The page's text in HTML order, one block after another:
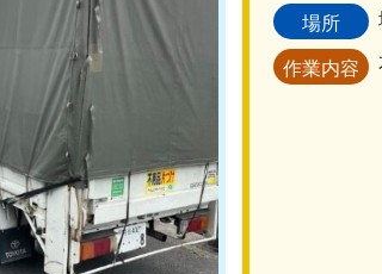
場所
作業内容